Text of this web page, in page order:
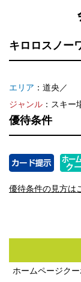
キロロスノー
エリア ：道央／
ジャンル ：スキー
優待条件
優待条件の見方は
ホームページク